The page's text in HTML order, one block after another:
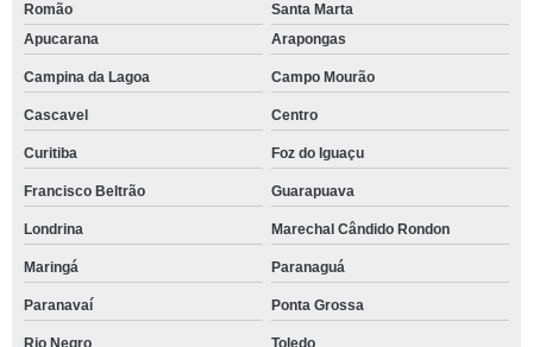
Romão
Santa Marta
Apucarana
Arapongas
Campina da Lagoa Campo Mourão
Cascavel Centro
Curitiba Foz do Iguaçu
Francisco Beltrão Guarapuava
Londrina Marechal Cândido Rondon
Maringá Paranaguá
Paranavaí Ponta Grossa
Rio Negro Toledo